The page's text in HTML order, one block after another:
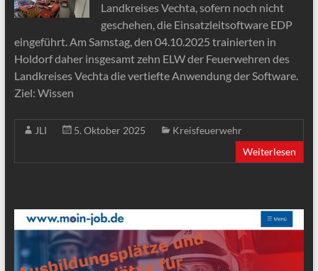
Landkreises Vechta, sofern noch nicht
geschehen, die Einsatzleitsoftware EDP
eingeführt. Am Samstag, den 04.10.2025 trainierten in
Holdorf daher insgesamt zehn ELW der Feuerwehren des
Landkreises Vechta die vertiefte Anwendung der Software.
Ziel: Wissen
JLI 5. Oktober 2025
Kreisfeuerwehr
Weiterlesen